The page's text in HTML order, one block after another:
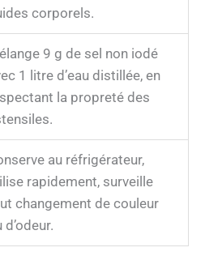
corporels.
9 g de sel non iodé
1 litre d’eau distillée, en
la propreté des
au réfrigérateur,
rapidement, surveille
changement de couleur
d’odeur.